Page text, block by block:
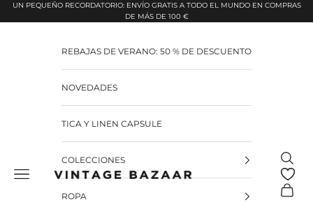
Pular para o conteúdo
UN PEQUEÑO RECORDATORIO: ENVÍO GRATIS A TODO EL MUNDO EN COMPRAS
DE MÁS DE 100 €
Vintage Bazaar
REBAJAS DE VERANO: 50 % DE DESCUENTO
NOVEDADES
TICA Y LINEN CAPSULE
COLECCIONES
ROPA